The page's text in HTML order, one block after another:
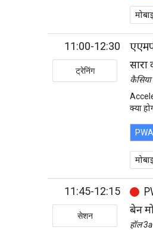
11:00-12:30
ट्रेनिंग सारा
क्या
PWA
11:45-12:15
सेशन बेन
हॉल 3a